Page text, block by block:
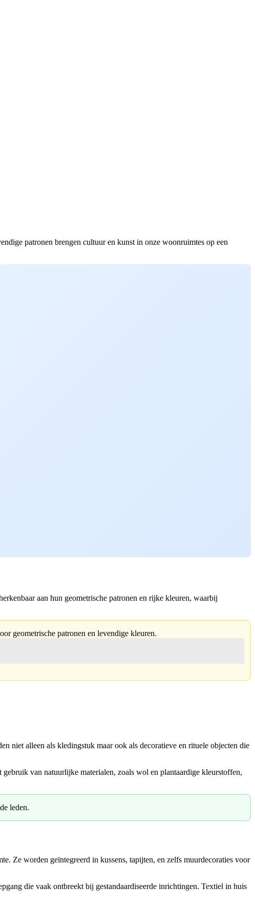
patronen brengen cultuur en kunst in onze woonruimtes op een
aan hun geometrische patronen en rijke kleuren, waarbij
geometrische patronen en levendige kleuren.
niet alleen als kledingstuk maar ook als decoratieve en rituele objecten die
van natuurlijke materialen, zoals wol en plantaardige kleurstoffen,
leden.
Ze worden geïntegreerd in kussens, tapijten, en zelfs muurdecoraties voor
die vaak ontbreekt bij gestandaardiseerde inrichtingen. Textiel in huis